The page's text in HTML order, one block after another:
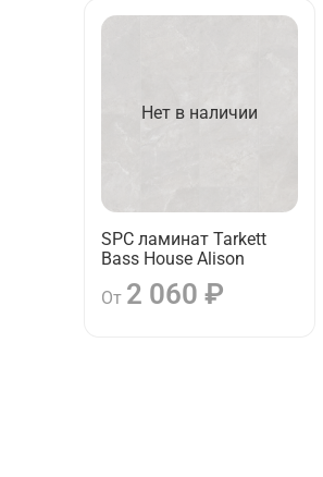
Нет в наличии
SPC ламинат Tarkett
Bass House Alison
От 2 060 ₽